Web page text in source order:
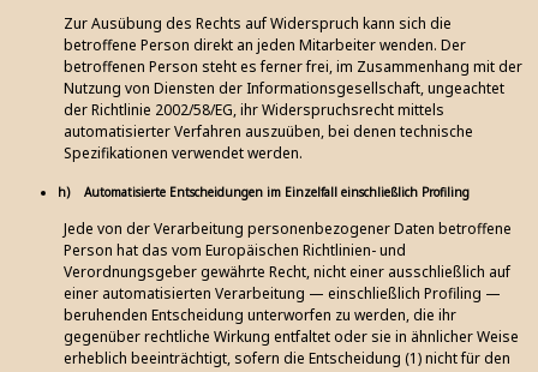
Zur Ausübung des Rechts auf Widerspruch kann sich die
betroffene Person direkt an jeden Mitarbeiter wenden. Der
betroffenen Person steht es ferner frei, im Zusammenhang mit der
Nutzung von Diensten der Informationsgesellschaft, ungeachtet
der Richtlinie 2002/58/EG, ihr Widerspruchsrecht mittels
automatisierter Verfahren auszuüben, bei denen technische
Spezifikationen verwendet werden.
h) Automatisierte Entscheidungen im Einzelfall einschließlich Profiling
Jede von der Verarbeitung personenbezogener Daten betroffene
Person hat das vom Europäischen Richtlinien- und
Verordnungsgeber gewährte Recht, nicht einer ausschließlich auf
einer automatisierten Verarbeitung — einschließlich Profiling —
beruhenden Entscheidung unterworfen zu werden, die ihr
gegenüber rechtliche Wirkung entfaltet oder sie in ähnlicher Weise
erheblich beeinträchtigt, sofern die Entscheidung (1) nicht für den